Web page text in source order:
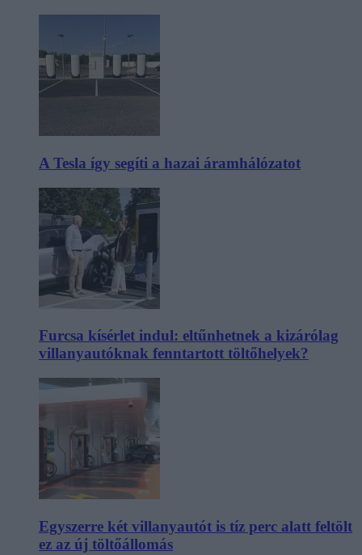
A Tesla így segíti a hazai áramhálózatot
Furcsa kísérlet indul: eltűnhetnek a kizárólag
villanyautóknak fenntartott töltőhelyek?
Egyszerre két villanyautót is tíz perc alatt feltölt
ez az új töltőállomás